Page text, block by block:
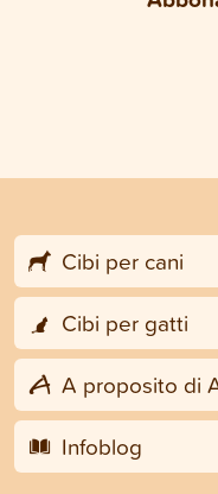
Cibi per cani
Cibi per gatti
A proposito di
Infoblog